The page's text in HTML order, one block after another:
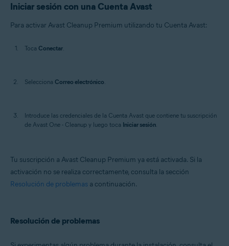
Iniciar sesión con una Cuenta Avast
Para activar Avast Cleanup Premium utilizando tu Cuenta Avast:
Toca Conectar.
Selecciona Correo electrónico.
Introduce las credenciales de la Cuenta Avast que contiene tu suscripción
de Avast One - Cleanup y luego toca Iniciar sesión.
Tu suscripción a Avast Cleanup Premium ya está activada. Si la
activación no se realiza correctamente, consulta la sección
Resolución de problemas a continuación.
Resolución de problemas